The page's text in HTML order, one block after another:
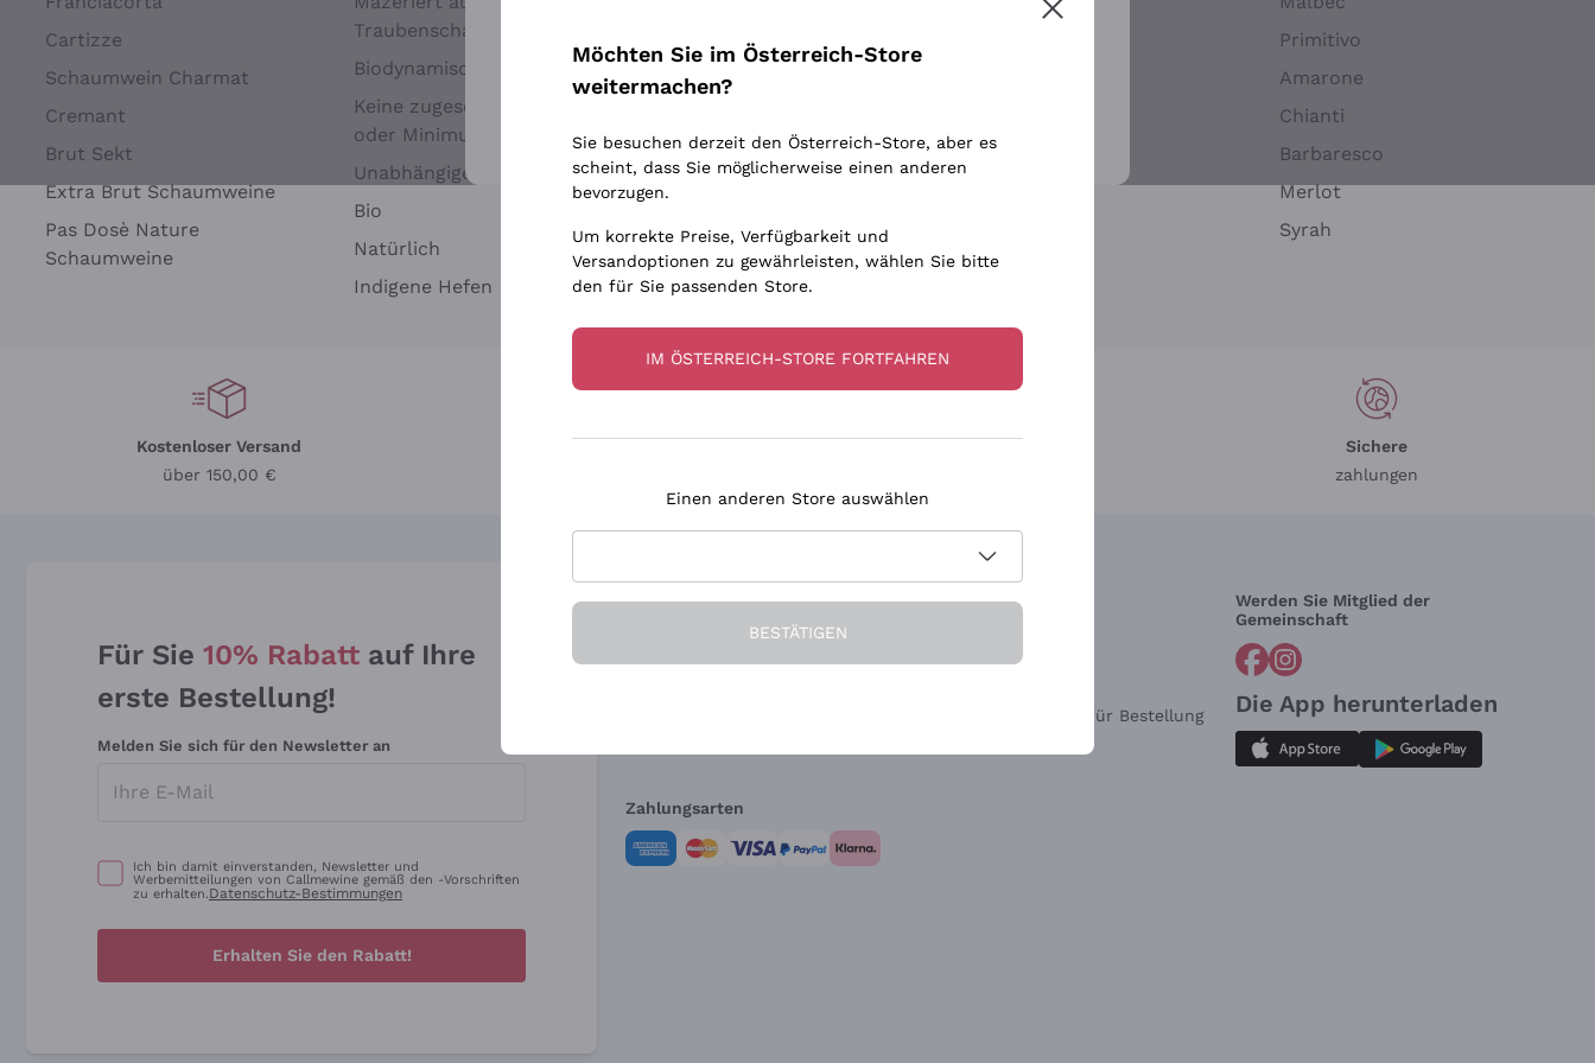
Cartizze
Schaumwein Charmat
Cremant
Brut Sekt
Extra Brut Schaumweine
Pas Dosè Nature
Schaumweine
Traubenschalen
Biodynamisch
Keine zugesetzten Sulfite
oder Minimum
Unabhängige Weinbauern
Bio
Natürlich
Indigene Hefen
Occhipinti Arianna
Biondi Santi
Argiolas
Zenato
Ca' dei Frati
Chardonnay
Primitivo
Amarone
Chianti
Barbaresco
Merlot
Syrah
Kostenloser Versand
über 150,00 €
Sichere
zahlungen
Für Sie 10% Rabatt auf Ihre
erste Bestellung!
Melden Sie sich für den Newsletter an
Ich bin damit einverstanden, Newsletter und
Werbemitteilungen von Callmewine gemäß den -Vorschriften
zu erhalten.Datenschutz-Bestimmungen
Erhalten Sie den Rabatt!
Die Firma Brauchen Sie Hilfe?
Widerrufsformular für Bestellung
Werden Sie Mitglied der
Gemeinschaft
Die App herunterladen
Zahlungsarten
Weitere Informationen finden Sie in unserem Datenschutz-Bestimmungen
Möchten Sie im Österreich-Store
weitermachen?
Sie besuchen derzeit den Österreich-Store, aber es
scheint, dass Sie möglicherweise einen anderen
bevorzugen.
Um korrekte Preise, Verfügbarkeit und
Versandoptionen zu gewährleisten, wählen Sie bitte
den für Sie passenden Store.
IM ÖSTERREICH-STORE FORTFAHREN
Einen anderen Store auswählen
BESTÄTIGEN